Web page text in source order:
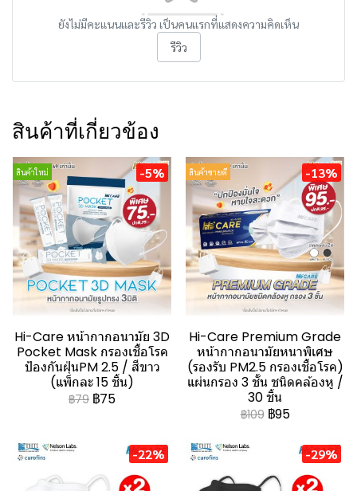
ยังไม่มีคะแนนและรีวิว เป็นคนแรกที่แสดงความคิดเห็น
รีวิว
สินค้าที่เกี่ยวข้อง
สินค้าใหม่ -5%
Hi-Care หน้ากากอนามัย 3D
Pocket Mask กรองเชื้อโรค
ป้องกันฝุ่นPM 2.5 / สีขาว
(แพ็กละ 15 ชิ้น)
฿79 ฿75
สินค้าขายดี -13%
Hi-Care Premium Grade
หน้ากากอนามัยหนาพิเศษ
(รองรับ PM2.5 กรองเชื้อโรค)
แผ่นกรอง 3 ชั้น ชนิดคล้องหู /
30 ชิ้น
฿109 ฿95
-22% -29%